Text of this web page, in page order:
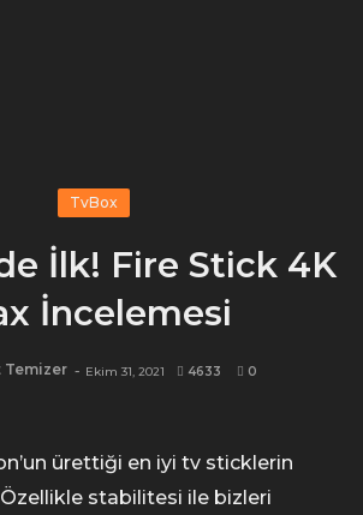
TvBox
İlk! Fire Stick 4K
İncelemesi
Temizer - Ekim 31, 2021 4633 0
ürettiği en iyi tv sticklerin
stabilitesi ile bizleri